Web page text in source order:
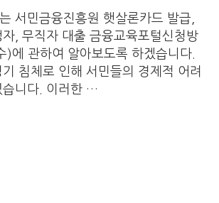
서민금융진흥원 햇살론카드 발급,
, 무직자 대출 금융교육포털신청방
)에 관하여 알아보도록 하겠습니다.
침체로 인해 서민들의 경제적 어려
습니다. 이러한 …